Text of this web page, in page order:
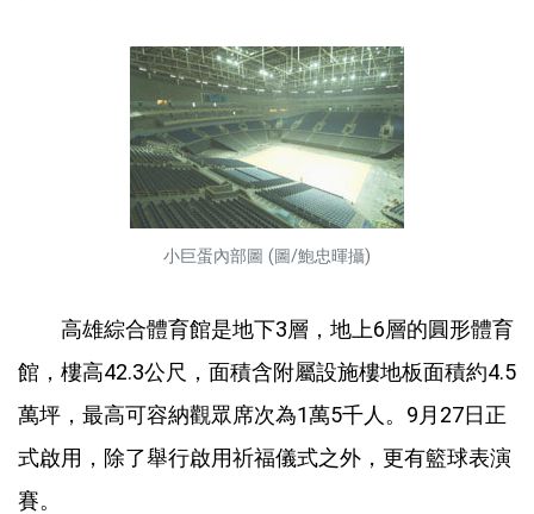
小巨蛋內部圖 (圖/鮑忠暉攝)
高雄綜合體育館是地下3層，地上6層的圓形體育
館，樓高42.3公尺，面積含附屬設施樓地板面積約4.5
萬坪，最高可容納觀眾席次為1萬5千人。9月27日正
式啟用，除了舉行啟用祈福儀式之外，更有籃球表演
賽。